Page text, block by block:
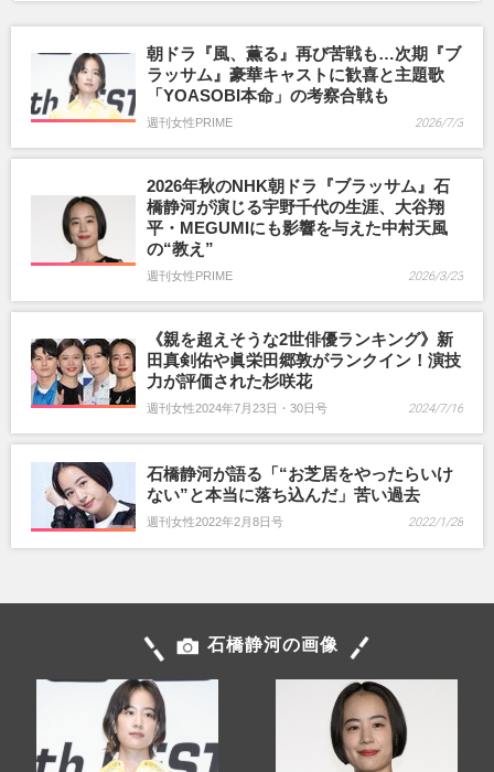
朝ドラ『風、薫る』再び苦戦も…次期『ブ
ラッサム』豪華キャストに歓喜と主題歌
「YOASOBI本命」の考察合戦も
週刊女性PRIME 2026/7/3
2026年秋のNHK朝ドラ『ブラッサム』石
橋静河が演じる宇野千代の生涯、大谷翔
平・MEGUMIにも影響を与えた中村天風
の“教え”
週刊女性PRIME 2026/3/23
《親を超えそうな2世俳優ランキング》新
田真剣佑や眞栄田郷敦がランクイン！演技
力が評価された杉咲花
週刊女性2024年7月23日・30日号 2024/7/16
石橋静河が語る「“お芝居をやったらいけ
ない”と本当に落ち込んだ」苦い過去
週刊女性2022年2月8日号 2022/1/28
石橋静河の画像